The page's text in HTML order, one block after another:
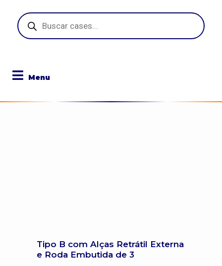
Pesquisar
produtos
Tipo B com Alças Retrátil Externa
e Roda Embutida de 3